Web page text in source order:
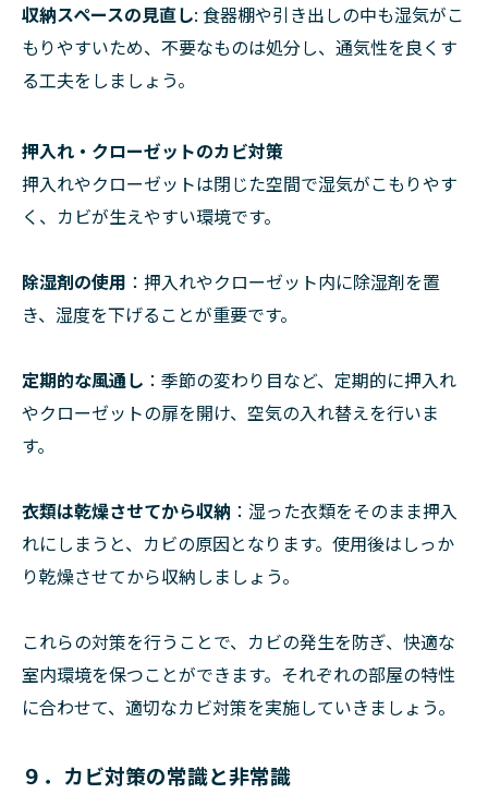
収納スペースの見直し: 食器棚や引き出しの中も湿気がこ
もりやすいため、不要なものは処分し、通気性を良くす
る工夫をしましょう。
押入れ・クローゼットのカビ対策
押入れやクローゼットは閉じた空間で湿気がこもりやす
く、カビが生えやすい環境です。
除湿剤の使用 ：押入れやクローゼット内に除湿剤を置
き、湿度を下げることが重要です。
定期的な風通し ：季節の変わり目など、定期的に押入れ
やクローゼットの扉を開け、空気の入れ替えを行いま
す。
衣類は乾燥させてから収納 ：湿った衣類をそのまま押入
れにしまうと、カビの原因となります。使用後はしっか
り乾燥させてから収納しましょう。
これらの対策を行うことで、カビの発生を防ぎ、快適な
室内環境を保つことができます。それぞれの部屋の特性
に合わせて、適切なカビ対策を実施していきましょう。
９．カビ対策の常識と非常識